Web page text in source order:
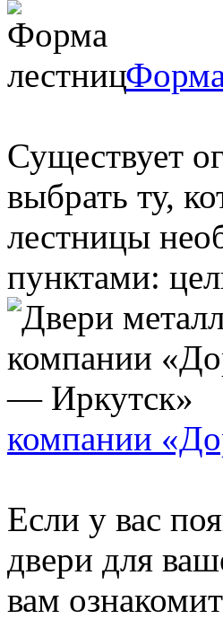
Существует
выбрать ту,
лестницы
пунктами:
компании
Если у вас
двери для
вам